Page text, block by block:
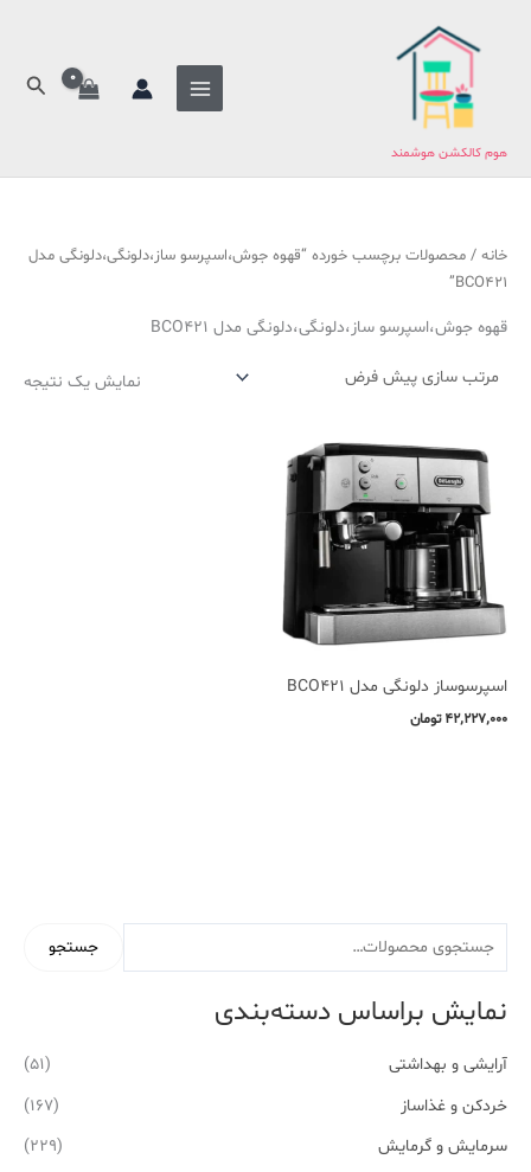
هوم کالکشن هوشمند
ب
ی
جستجو
نمایش براساس دسته‌بندی
آرایشی و بهداشتی
(51)
خردکن و غذاساز
(167)
سرمایش و گرمایش
(229)
خانه / محصولات برچسب خورده “قهوه جوش،اسپرسو ساز،دلونگی،دلونگی مدل
BCO421”
قهوه جوش،اسپرسو ساز،دلونگی،دلونگی مدل BCO421
نمایش یک نتیجه
اسپرسوساز دلونگی مدل BCO421
۴۲٬۲۲۷٬۰۰۰ تومان